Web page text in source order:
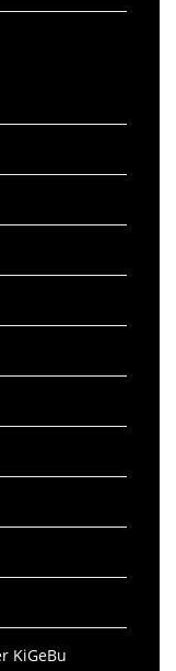
KiGeBu